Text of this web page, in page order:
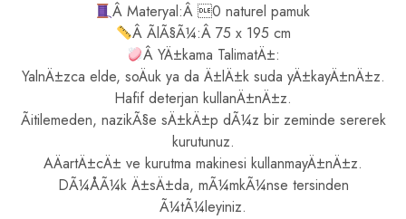
Â Materyal:Â 0 naturel pamuk
Â ÃlÃ§Ã¼:Â 75 x 195 cm
Â YÄ±kama TalimatÄ±:
YalnÄ±zca elde, soÄuk ya da Ä±lÄ±k suda yÄ±kayÄ±nÄ±z.
Hafif deterjan kullanÄ±nÄ±z.
Ãitilemeden, nazikÃ§e sÄ±kÄ±p dÃ¼z bir zeminde sererek
kurutunuz.
AÄartÄ±cÄ± ve kurutma makinesi kullanmayÄ±nÄ±z.
DÃ¼ÅÃ¼k Ä±sÄ±da, mÃ¼mkÃ¼nse tersinden
Ã¼tÃ¼leyiniz.